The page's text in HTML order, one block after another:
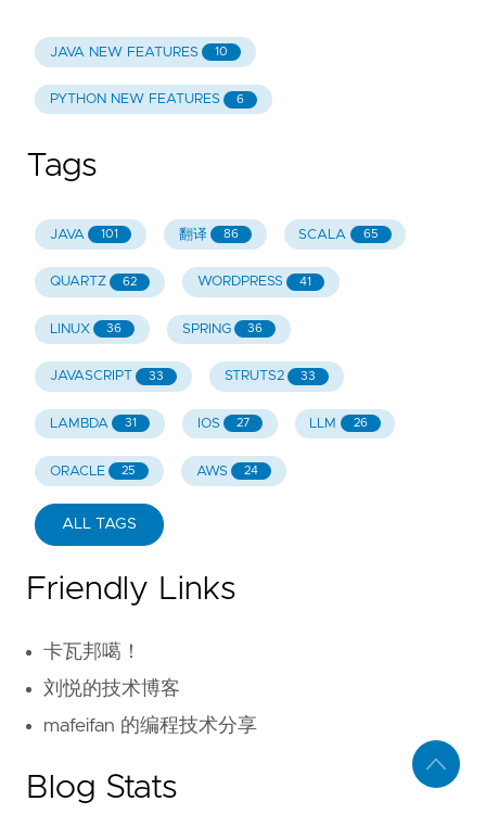
JAVA NEW FEATURES 10
PYTHON NEW FEATURES 6
Tags
JAVA 101 翻译 86 SCALA 65
QUARTZ 62 WORDPRESS 41
LINUX 36 SPRING 36
JAVASCRIPT 33 STRUTS2 33
LAMBDA 31 IOS 27 LLM 26
ORACLE 25 AWS 24
ALL TAGS
Friendly Links
卡瓦邦噶！
刘悦的技术博客
mafeifan 的编程技术分享
Blog Stats